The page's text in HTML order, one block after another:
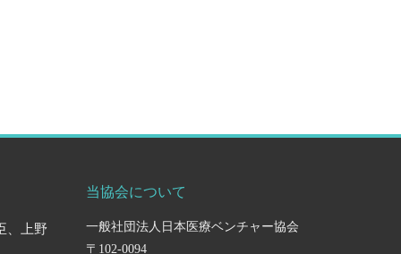
、上野
当協会について
一般社団法人日本医療ベンチャー協会
〒102-0094